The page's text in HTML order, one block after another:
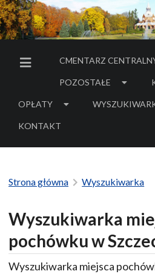
MENU BOCZNE
CMENTARZ
POZOSTAŁE
OPŁATY
KONTAKT
Strona główna Wyszukiwarka
Wyszukiwarka
pochówku w
Wyszukiwarka miejsca